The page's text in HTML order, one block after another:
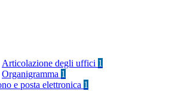
Articolazione degli uffici 1
Organigramma 1
e posta elettronica 1